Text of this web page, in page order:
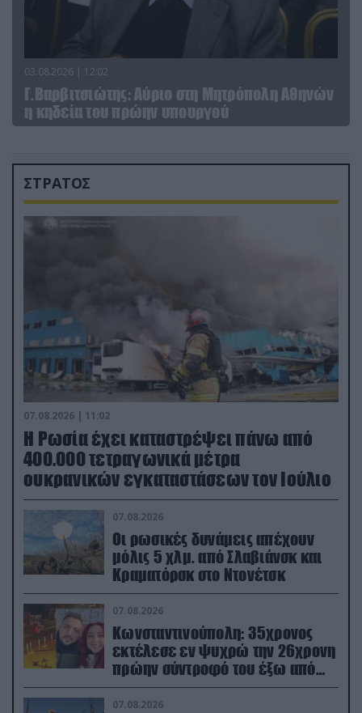
03.08.2026 | 12:02
Γ.Βαρβιτσιώτης: Aύριο στη Μητρόπολη Αθηνών
η κηδεία του πρώην υπουργού
ΣΤΡΑΤΟΣ
07.08.2026 | 11:02
Η Ρωσία έχει καταστρέψει πάνω από
400.000 τετραγωνικά μέτρα
ουκρανικών εγκαταστάσεων τον Ιούλιο
07.08.2026
Οι ρωσικές δυνάμεις απέχουν
μόλις 5 χλμ. από Σλαβιάνσκ και
Κραματόρσκ στο Ντονέτσκ
07.08.2026
Κωνσταντινούπολη: 35χρονος
εκτέλεσε εν ψυχρώ την 26χρονη
πρώην σύντροφό του έξω από
φαρμακείο (βίντεο)
07.08.2026